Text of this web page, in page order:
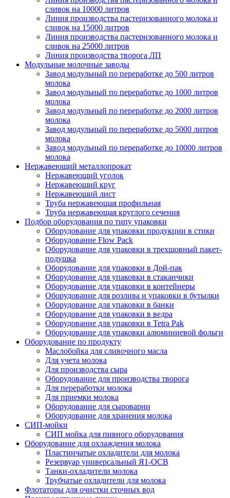
сливок на 10000 литров
Линия производства пастеризованного молока и
сливок на 15000 литров
Линия производства пастеризованного молока и
сливок на 25000 литров
Линия производства творога ЛП
Модульные молочные заводы
Завод модульный по переработке до 500 литров
молока
Завод модульный по переработке до 1000 литров
молока
Завод модульный по переработке до 2000 литров
молока
Завод модульный по переработке до 5000 литров
молока
Завод модульный по переработке до 10000 литров
молока
Нержавеющий металлопрокат
Нержавеющий уголок
Нержавеющий круг
Нержавеющий лист
Труба нержавеющая профильная
Труба нержавеющая круглого сечения
Подбор оборудования по типу упаковки
Оборудование для упаковки продукции в стики
Оборудование Flow Pack
Оборудование для упаковки в трехшовный пакет-
подушка
Оборудование для упаковки в Дой-пак
Оборудование для упаковки в стаканчики
Оборудование для упаковки в контейнеры
Оборудование для розлива и упаковки в бутылки
Оборудование для упаковки в банки
Оборудование для упаковки в ведра
Оборудование для упаковки в Tetra Pak
Оборудование для упаковки алюминиевой фольги
Оборудование по продукту
Маслобойка для сливочного масла
Для учета молока
Для производства сыра
Оборудование для производства творога
Для переработки молока
Для приемки молока
Оборудование для сыроварни
Оборудование для хранения молока
СИП-мойки
СИП мойка для пивного оборудования
Оборудование для охлаждения молока
Пластинчатые охладители для молока
Резервуар универсальный Я1-ОСВ
Танки-охладители молока
Трубчатые охладители для молока
Флотаторы для очистки сточных вод